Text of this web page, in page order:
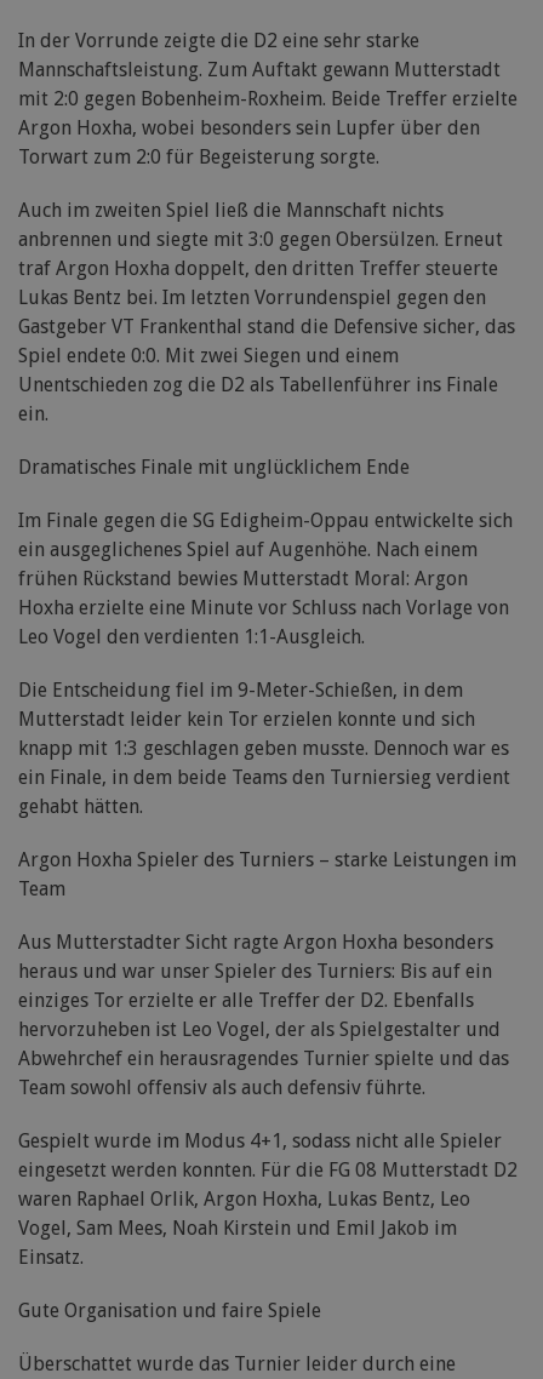
In der Vorrunde zeigte die D2 eine sehr starke
Mannschaftsleistung. Zum Auftakt gewann Mutterstadt
mit 2:0 gegen Bobenheim-Roxheim. Beide Treffer erzielte
Argon Hoxha, wobei besonders sein Lupfer über den
Torwart zum 2:0 für Begeisterung sorgte.
Auch im zweiten Spiel ließ die Mannschaft nichts
anbrennen und siegte mit 3:0 gegen Obersülzen. Erneut
traf Argon Hoxha doppelt, den dritten Treffer steuerte
Lukas Bentz bei. Im letzten Vorrundenspiel gegen den
Gastgeber VT Frankenthal stand die Defensive sicher, das
Spiel endete 0:0. Mit zwei Siegen und einem
Unentschieden zog die D2 als Tabellenführer ins Finale
ein.
Dramatisches Finale mit unglücklichem Ende
Im Finale gegen die SG Edigheim-Oppau entwickelte sich
ein ausgeglichenes Spiel auf Augenhöhe. Nach einem
frühen Rückstand bewies Mutterstadt Moral: Argon
Hoxha erzielte eine Minute vor Schluss nach Vorlage von
Leo Vogel den verdienten 1:1-Ausgleich.
Die Entscheidung fiel im 9-Meter-Schießen, in dem
Mutterstadt leider kein Tor erzielen konnte und sich
knapp mit 1:3 geschlagen geben musste. Dennoch war es
ein Finale, in dem beide Teams den Turniersieg verdient
gehabt hätten.
Argon Hoxha Spieler des Turniers – starke Leistungen im
Team
Aus Mutterstadter Sicht ragte Argon Hoxha besonders
heraus und war unser Spieler des Turniers: Bis auf ein
einziges Tor erzielte er alle Treffer der D2. Ebenfalls
hervorzuheben ist Leo Vogel, der als Spielgestalter und
Abwehrchef ein herausragendes Turnier spielte und das
Team sowohl offensiv als auch defensiv führte.
Gespielt wurde im Modus 4+1, sodass nicht alle Spieler
eingesetzt werden konnten. Für die FG 08 Mutterstadt D2
waren Raphael Orlik, Argon Hoxha, Lukas Bentz, Leo
Vogel, Sam Mees, Noah Kirstein und Emil Jakob im
Einsatz.
Gute Organisation und faire Spiele
Überschattet wurde das Turnier leider durch eine